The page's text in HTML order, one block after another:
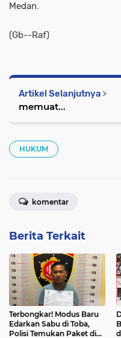
Medan.
(Gb--Raf)
Artikel Selanjutnya
memuat...
HUKUM
komentar
Berita Terkait
Terbongkar! Modus Baru
Edarkan Sabu di Toba,
Polisi Temukan Paket di